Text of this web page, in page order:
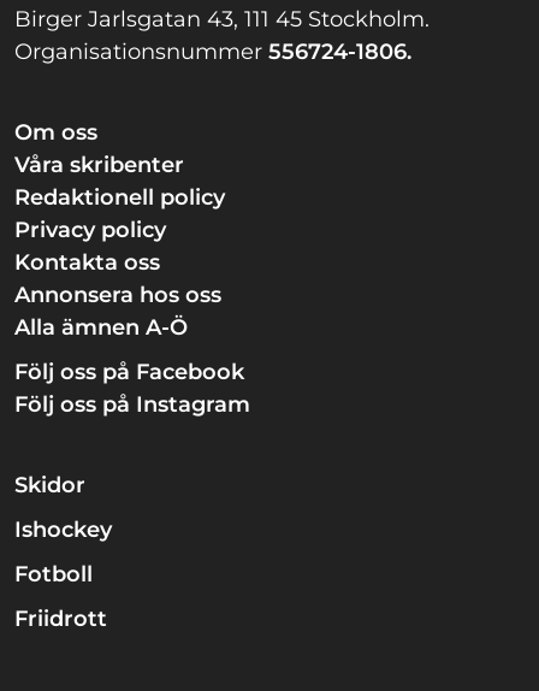
Birger Jarlsgatan 43, 111 45 Stockholm.
Organisationsnummer 556724-1806.
Om oss
Våra skribenter
Redaktionell policy
Privacy policy
Kontakta oss
Annonsera hos oss
Alla ämnen A-Ö
Följ oss på Facebook
Följ oss på Instagram
Skidor
Ishockey
Fotboll
Friidrott